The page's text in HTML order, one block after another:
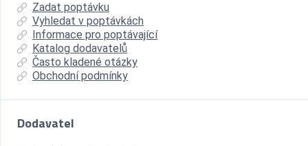
Zadat poptávku
Vyhledat v poptávkách
Informace pro poptávající
Katalog dodavatelů
Často kladené otázky
Obchodní podmínky
Dodavatel